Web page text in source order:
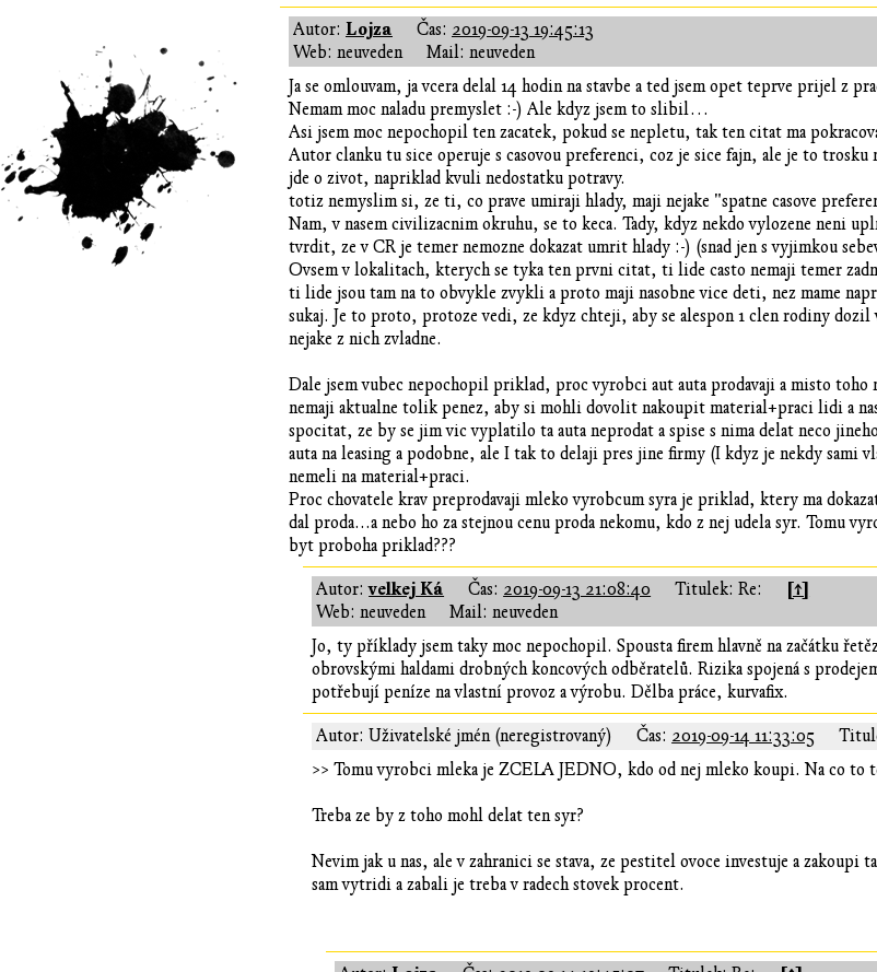
Autor: Lojza Čas: 2019-09-13 19:45:13
Web: neuveden
Mail: neuveden
Ja se omlouvam, ja vcera delal 14 hodin na stavbe a ted jsem opet teprve prijel z
Nemam moc naladu premyslet :-) Ale kdyz jsem to slibil…
Asi jsem moc nepochopil ten zacatek, pokud se nepletu, tak ten citat ma
Autor clanku tu sice operuje s casovou preferenci, coz je sice fajn, ale je to
jde o zivot, napriklad kvuli nedostatku potravy.
totiz nemyslim si, ze ti, co prave umiraji hlady, maji nejake "spatne casove
Nam, v nasem civilizacnim okruhu, se to keca. Tady, kdyz nekdo vylozene neni
tvrdit, ze v CR je temer nemozne dokazat umrit hlady :-) (snad jen s vyjimkou
Ovsem v lokalitach, kterych se tyka ten prvni citat, ti lide casto nemaji temer
ti lide jsou tam na to obvykle zvykli a proto maji nasobne vice deti, nez mame
sukaj. Je to proto, protoze vedi, ze kdyz chteji, aby se alespon 1 clen rodiny
nejake z nich zvladne.
Dale jsem vubec nepochopil priklad, proc vyrobci aut auta prodavaji a misto toho
nemaji aktualne tolik penez, aby si mohli dovolit nakoupit material+praci lidi a
spocitat, ze by se jim vic vyplatilo ta auta neprodat a spise s nima delat neco
auta na leasing a podobne, ale I tak to delaji pres jine firmy (I kdyz je nekdy
nemeli na material+praci.
Proc chovatele krav preprodavaji mleko vyrobcum syra je priklad, ktery ma
dal proda...a nebo ho za stejnou cenu proda nekomu, kdo z nej udela syr. Tomu
byt proboha priklad???
Autor:velkej Ká Čas: 2019-09-13 21:08:40 Titulek: Re: [↑]
Web: neuveden
Mail: neuveden
Jo, ty příklady jsem taky moc nepochopil. Spousta firem hlavně na začátku
obrovskými haldami drobných koncových odběratelů. Rizika spojená s
potřebují peníze na vlastní provoz a výrobu. Dělba práce, kurvafix.
Autor: Uživatelské jmén (neregistrovaný) Čas: 2019-09-14 11:33:05
>> Tomu vyrobci mleka je ZCELA JEDNO, kdo od nej mleko koupi. Na co to
Treba ze by z toho mohl delat ten syr?
Nevim jak u nas, ale v zahranici se stava, ze pestitel ovoce investuje a
sam vytridi a zabali je treba v radech stovek procent.